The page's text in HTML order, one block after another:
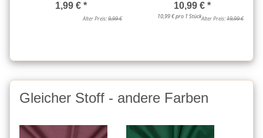
1,99 € *
Alter Preis:9,99 €
10,99 € *
10,99 € pro 1 StückAlter Preis:19,99 €
Gleicher Stoff - andere Farben